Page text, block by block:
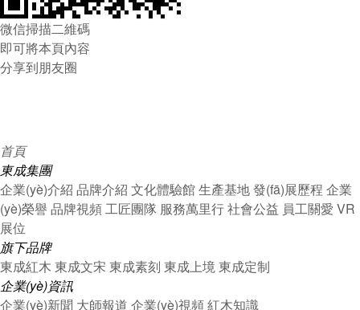
微信掃描二維碼
即可將本頁內容
分享到朋友圈
首頁
東成集團
企業(yè)介紹 品牌介紹 文化體驗館生產基地發(fā)展歷程 企業
(yè)榮譽 品牌視頻工匠團隊 服務萬里行社會公益 員工關愛 VR
展位
旗下品牌
東成紅木 東成文宋 東成素刻 東成上境東成定制
企業(yè)資訊
企業(yè)新聞 大師報道 企業(yè)視頻紅木知識